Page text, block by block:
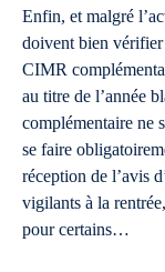
Enfin, et malgré
doivent bien vérifier
CIMR
au titre de l’année
complémentaire ne
se faire
réception de l’avis
vigilants à la
pour certains…